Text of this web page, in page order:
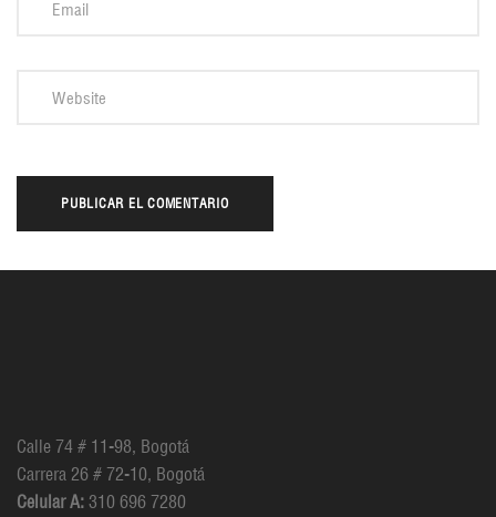
Calle 74 # 11-98, Bogotá
Carrera 26 # 72-10, Bogotá
Celular A: 310 696 7280